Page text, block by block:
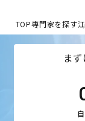
TOP専門家を探す
ま